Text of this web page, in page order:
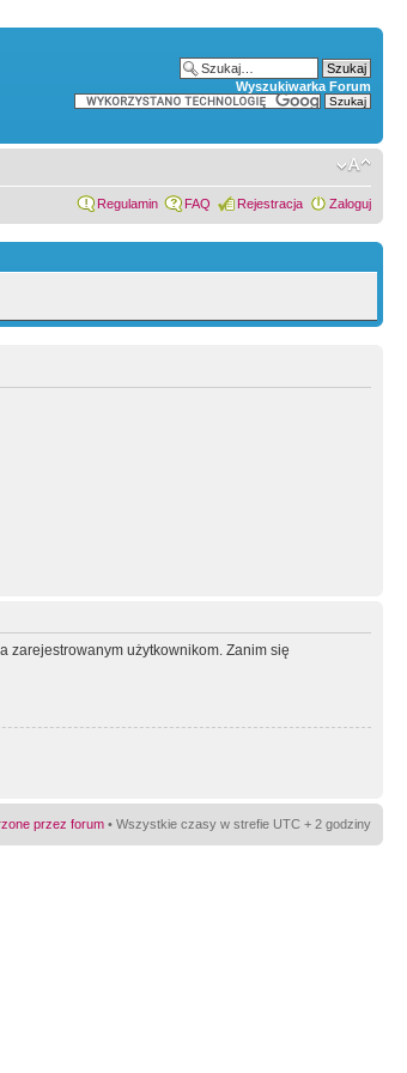
Wyszukiwarka Forum
Regulamin FAQ Rejestracja Zaloguj
zarejestrowanym użytkownikom. Zanim się
przez forum • Wszystkie czasy w strefie UTC + 2 godziny